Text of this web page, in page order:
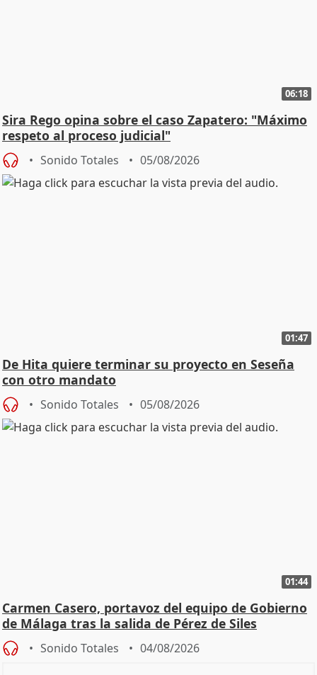
06:18
Sira Rego opina sobre el caso Zapatero: "Máximo
respeto al proceso judicial"
Sonido Totales 05/08/2026
01:47
De Hita quiere terminar su proyecto en Seseña
con otro mandato
Sonido Totales 05/08/2026
01:44
Carmen Casero, portavoz del equipo de Gobierno
de Málaga tras la salida de Pérez de Siles
Sonido Totales 04/08/2026